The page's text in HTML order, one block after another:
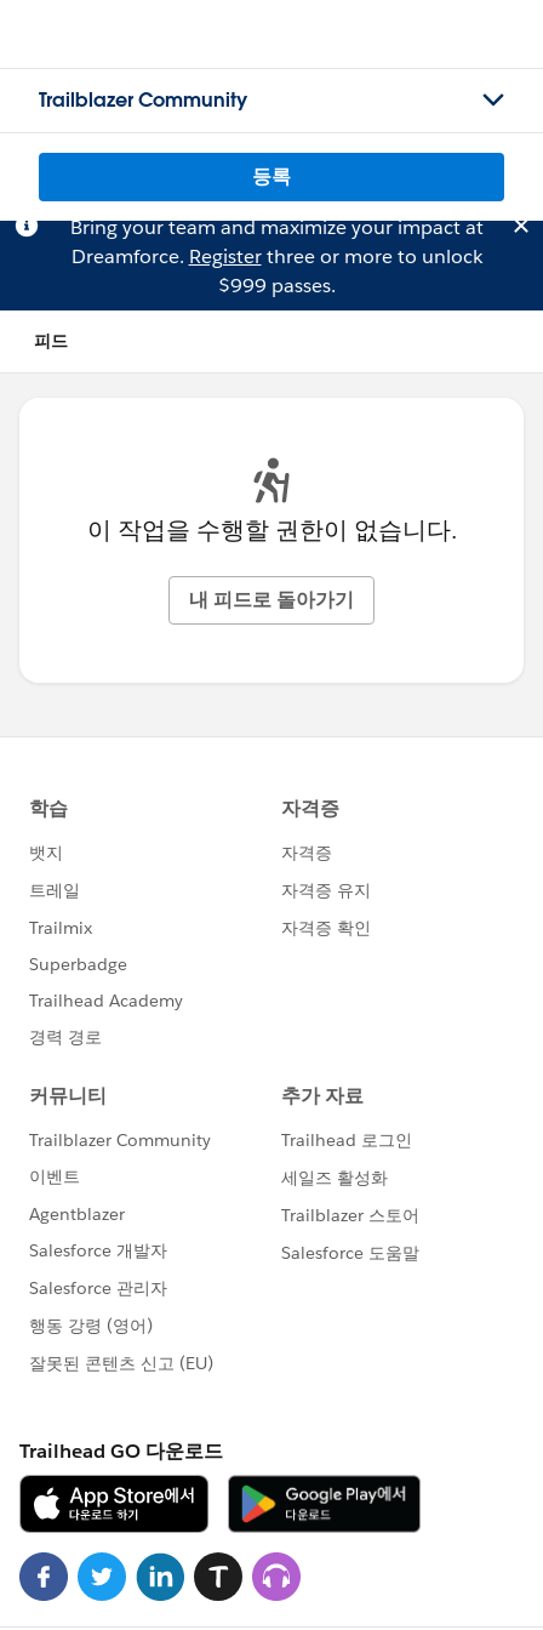
Trailblazer Community
등록
Bring your team and maximize your impact at
Dreamforce. Registerthree or more to unlock
$999 passes.
피드
이 작업을 수행할 권한이 없습니다.
내 피드로 돌아가기